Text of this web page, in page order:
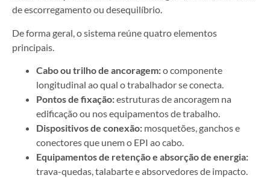
de escorregamento ou desequilíbrio.
De forma geral, o sistema reúne quatro elementos
principais.
Cabo ou trilho de ancoragem:o componente
longitudinal ao qual o trabalhador se conecta.
Pontos de fixação:estruturas de ancoragem na
edificação ou nos equipamentos de trabalho.
Dispositivos de conexão: mosquetões, ganchos e
conectores que unem o EPI ao cabo.
Equipamentos de retenção e absorção de energia:
trava-quedas, talabarte e absorvedores de impacto.